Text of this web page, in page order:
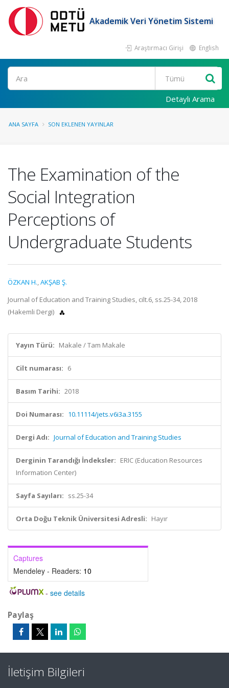
Akademik Veri Yönetim Sistemi
Araştırmacı Girişi English
Ara
Detaylı Arama
ANA SAYFA SON EKLENEN YAYINLAR
The Examination of the
Social Integration
Perceptions of
Undergraduate Students
ÖZKAN H.,AKŞAB Ş.
Journal of Education and Training Studies, cilt.6, ss.25-34, 2018
(Hakemli Dergi)
Yayın Türü: Makale / Tam Makale
Cilt numarası: 6
Basım Tarihi: 2018
Doi Numarası: 10.11114/jets.v6i3a.3155
Dergi Adı: Journal of Education and Training Studies
Derginin Tarandığı İndeksler: ERIC (Education Resources
Information Center)
Sayfa Sayıları: ss.25-34
Orta Doğu Teknik Üniversitesi Adresli: Hayır
Captures
Mendeley - Readers: 10
- see details
Paylaş
İletişim Bilgileri